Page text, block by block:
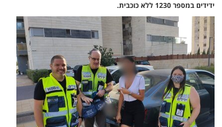
ידידים במספר 1230 ללא כוכבית.